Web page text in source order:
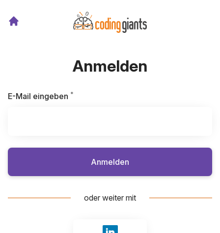
Anmelden
E-Mail eingeben *
Anmelden
oder weiter mit